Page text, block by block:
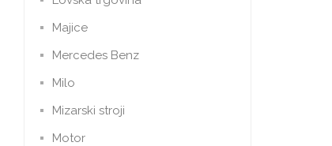
Majice
Mercedes Benz
Milo
Mizarski stroji
Motor